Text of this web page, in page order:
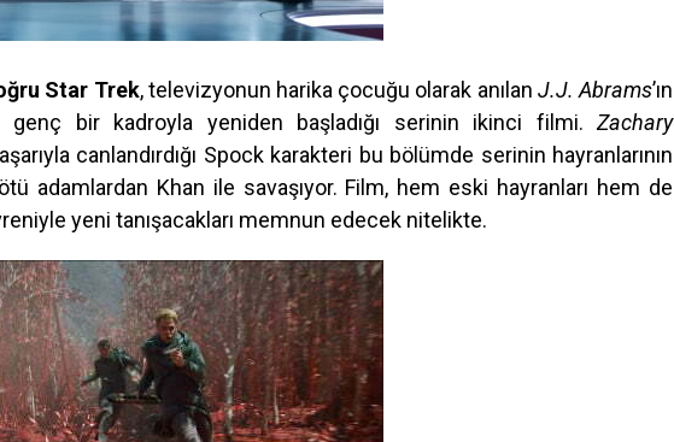
Star Trek, televizyonun harika çocuğu olarak anılan J.J. Abrams’ın
genç bir kadroyla yeniden başladığı serinin ikinci filmi. Zachary
canlandırdığı Spock karakteri bu bölümde serinin hayranlarının
adamlardan Khan ile savaşıyor. Film, hem eski hayranları hem de
yeni tanışacakları memnun edecek nitelikte.